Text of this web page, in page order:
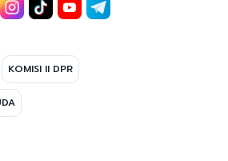
KOMISI II DPR